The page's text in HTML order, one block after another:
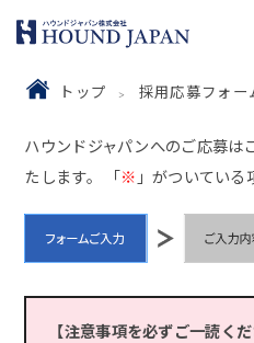
トップ 採用応募フォー
ハウンドジャパンへのご応募は
たします。 「※ 」がついている
【注意事項を必ずご一読くだ